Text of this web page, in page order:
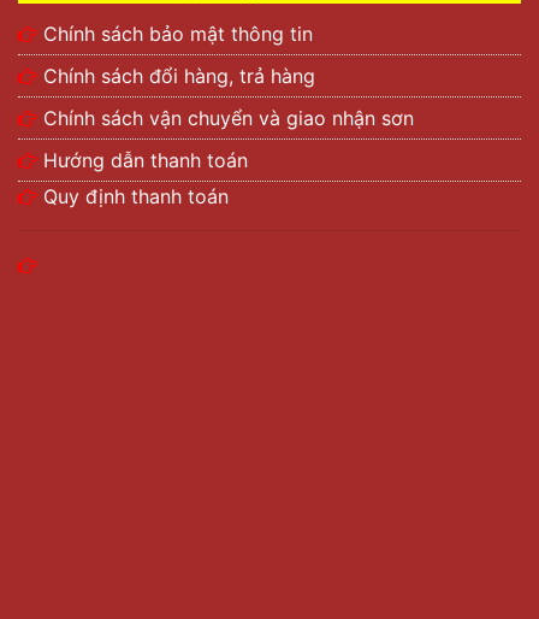
Chính sách bảo mật thông tin
Chính sách đổi hàng, trả hàng
Chính sách vận chuyển và giao nhận sơn
Hướng dẫn thanh toán
Quy định thanh toán